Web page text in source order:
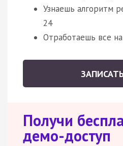
Узнаешь алгоритм
24
Отработаешь все
Получи
демо-доступ